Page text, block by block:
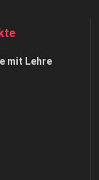
mit Lehre